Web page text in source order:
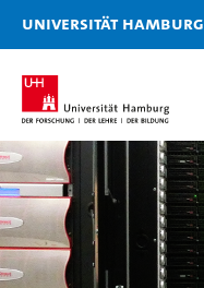
Universität Hamburg